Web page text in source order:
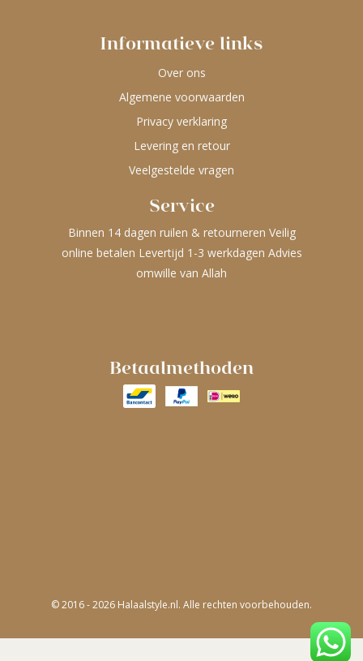
Informatieve links
Over ons
Algemene voorwaarden
Privacy verklaring
Levering en retour
Veelgestelde vragen
Service
Binnen 14 dagen ruilen & retourneren Veilig
online betalen Levertijd 1-3 werkdagen Advies
omwille van Allah
Betaalmethoden
© 2016 - 2026 Halaalstyle.nl. Alle rechten voorbehouden.